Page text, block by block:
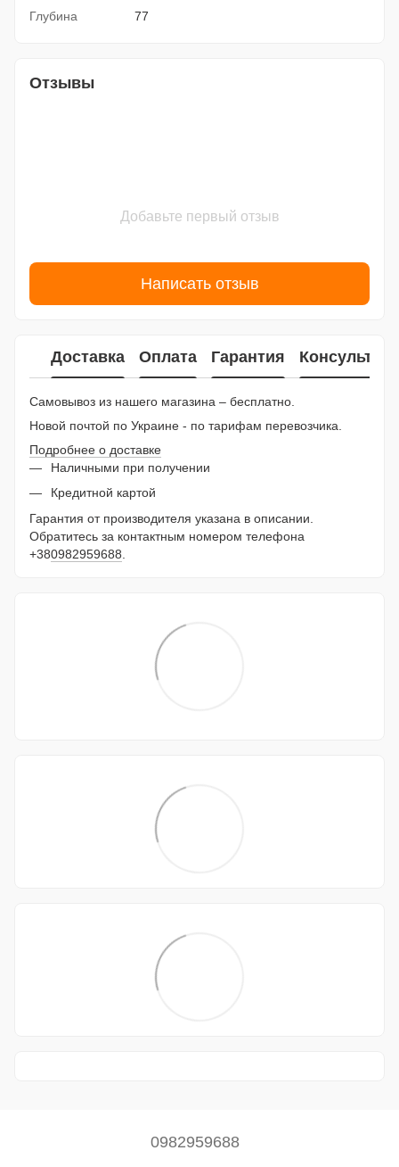
Глубина 77
Отзывы
Добавьте первый отзыв
Написать отзыв
Доставка Оплата Гарантия
Самовывоз из нашего магазина – бесплатно.
Новой почтой по Украине - по тарифам перевозчика.
Подробнее о доставке
Наличными при получении
Кредитной картой
Гарантия от производителя указана в описании.
Обратитесь за контактным номером телефона
+380982959688
0982959688